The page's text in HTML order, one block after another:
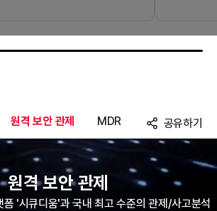
원격 보안 관제 MDR 공유하기
원격 보안 관제
'시큐디움'과 국내 최고 수준의 관제/사고분석